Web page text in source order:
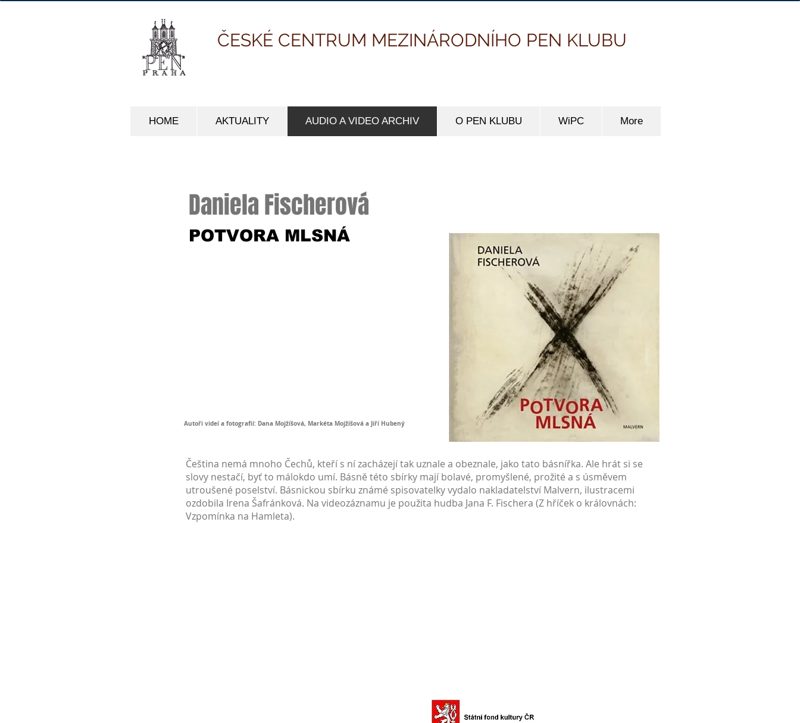
ČESKÉ CENTRUM MEZINÁRODNÍHO PEN KLUBU
HOME AKTUALITY AUDIO A VIDEO ARCHIV O PEN KLUBU WiPC More
Daniela Fischerová
POTVORA MLSNÁ
Autoři videí a fotografií: Dana Mojžíšová, Markéta Mojžíšová a Jiří Hubený
Čeština nemá mnoho Čechů, kteří s ní zacházejí tak uznale a obeznale, jako tato básnířka. Ale hrát si se
slovy nestačí, byť to málokdo umí. Básně této sbírky mají bolavé, promyšlené, prožité a s úsměvem
utroušené poselství. Básnickou sbírku známé spisovatelky vydalo nakladatelství Malvern, ilustracemi
ozdobila Irena Šafránková. Na videozáznamu je použita hudba Jana F. Fischera (Z hříček o královnách:
Vzpomínka na Hamleta).